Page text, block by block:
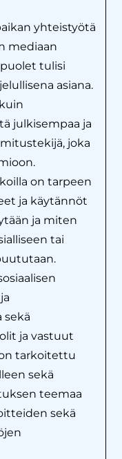
yhteistyötä
mediaan
tulisi
asiana.
julkisempaa ja
joka
on tarpeen
ja käytännöt
ja miten
tai
sekä
ja vastuut
tarkoitettu
sekä
teemaa
sekä